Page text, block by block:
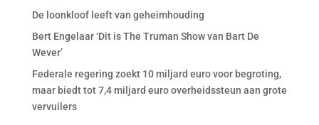
De loonkloof leeft van geheimhouding
Bert Engelaar ‘Dit is The Truman Show van Bart De
Wever’
Federale regering zoekt 10 miljard euro voor begroting,
maar biedt tot 7,4 miljard euro overheidssteun aan grote
vervuilers